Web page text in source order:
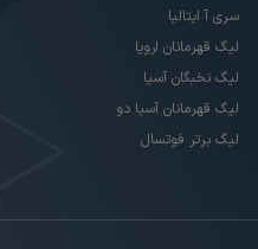
سری آ ایتالیا
لیگ قهرمانان اروپا
لیگ نخبگان آسیا
لیگ قهرمانان آسیا دو
لیگ برتر فوتسال